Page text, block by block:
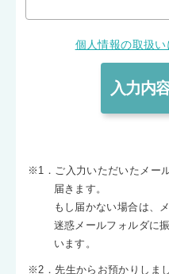
個人情報の取扱い
※1．ご入力いただいたメー
届きます。
もし届かない場合は、
迷惑メールフォルダに
います。
※2．先生からお預かりしま